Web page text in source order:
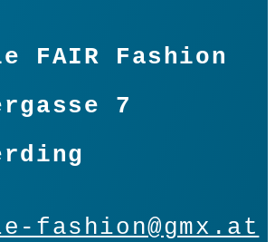
FAIR Fashion
7
fashion@gmx.at